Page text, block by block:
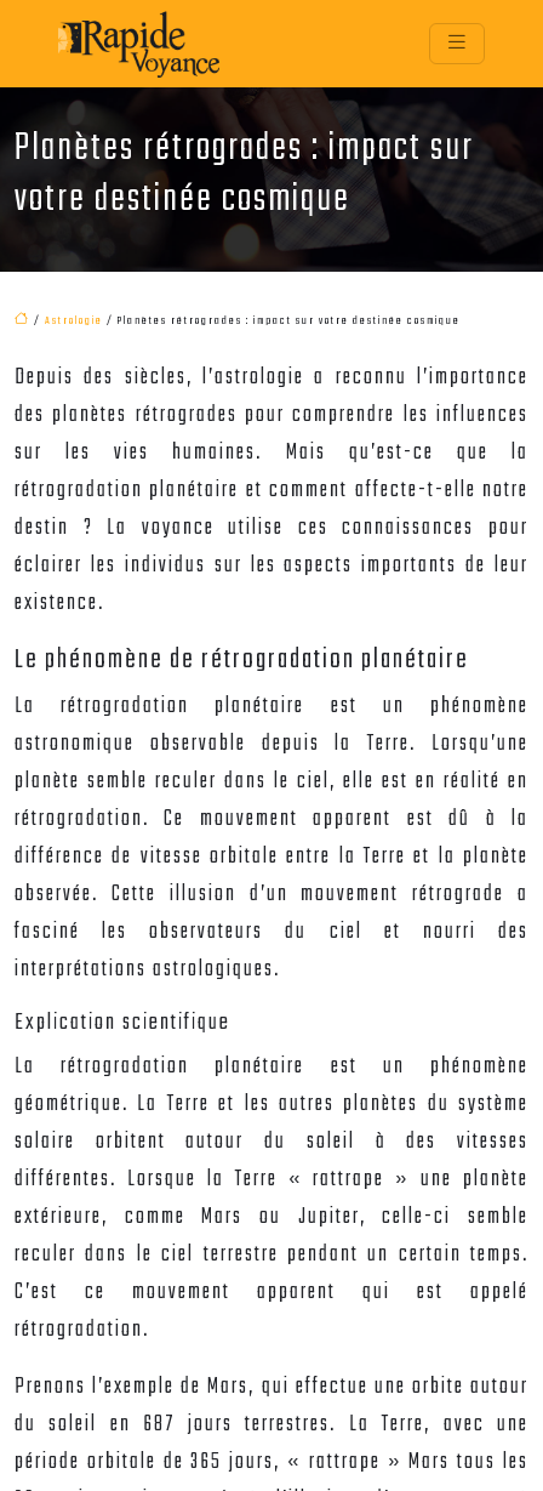
Planètes rétrogrades : impact sur
votre destinée cosmique
/ Astrologie / Planètes rétrogrades : impact sur votre destinée cosmique
Depuis des siècles, l’astrologie a reconnu l’importance
des planètes rétrogrades pour comprendre les influences
sur les vies humaines. Mais qu’est-ce que la
rétrogradation planétaire et comment affecte-t-elle notre
destin ? La voyance utilise ces connaissances pour
éclairer les individus sur les aspects importants de leur
existence.
Le phénomène de rétrogradation planétaire
La rétrogradation planétaire est un phénomène
astronomique observable depuis la Terre. Lorsqu’une
planète semble reculer dans le ciel, elle est en réalité en
rétrogradation. Ce mouvement apparent est dû à la
différence de vitesse orbitale entre la Terre et la planète
observée. Cette illusion d’un mouvement rétrograde a
fasciné les observateurs du ciel et nourri des
interprétations astrologiques.
Explication scientifique
La rétrogradation planétaire est un phénomène
géométrique. La Terre et les autres planètes du système
solaire orbitent autour du soleil à des vitesses
différentes. Lorsque la Terre « rattrape » une planète
extérieure, comme Mars ou Jupiter, celle-ci semble
reculer dans le ciel terrestre pendant un certain temps.
C’est ce mouvement apparent qui est appelé
rétrogradation.
Prenons l’exemple de Mars, qui effectue une orbite autour
du soleil en 687 jours terrestres. La Terre, avec une
période orbitale de 365 jours, « rattrape » Mars tous les